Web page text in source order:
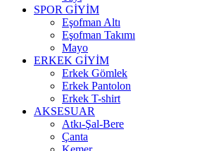
SPOR GİYİM
Eşofman Altı
Eşofman Takımı
Mayo
ERKEK GİYİM
Erkek Gömlek
Erkek Pantolon
Erkek T-shirt
AKSESUAR
Atkı-Şal-Bere
Çanta